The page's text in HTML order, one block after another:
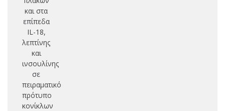
και στα
επίπεδα
IL-18,
λεπτίνης
και
ινσουλίνης
σε
πειραματικό
πρότυπο
κονίκλων